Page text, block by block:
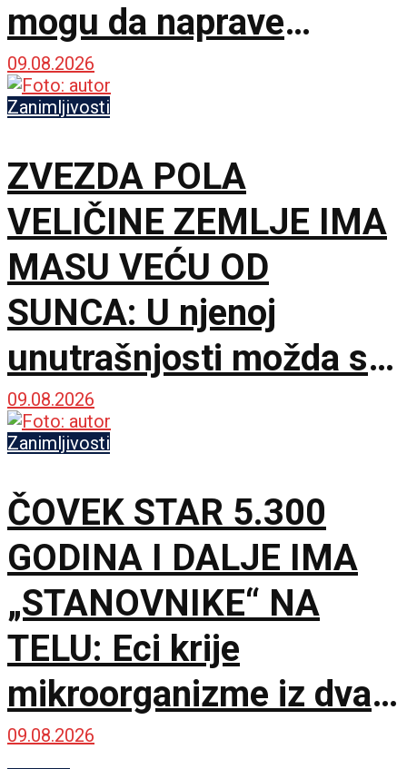
mogu da naprave
problem mnogo veći od
obične prevare
09.08.2026
Zanimljivosti
ZVEZDA POLA
VELIČINE ZEMLJE IMA
MASU VEĆU OD
SUNCA: U njenoj
unutrašnjosti možda se
krije gotovo čisti
kiseonik i neon
09.08.2026
Zanimljivosti
ČOVEK STAR 5.300
GODINA I DALJE IMA
„STANOVNIKE“ NA
TELU: Eci krije
mikroorganizme iz dva
potpuno različita sveta
09.08.2026